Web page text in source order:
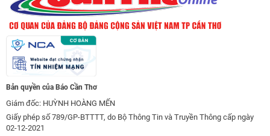
Bản quyền của Báo Cần Thơ
Giám đốc: HUỲNH HOÀNG MẾN
Giấy phép số 789/GP-BTTTT, do Bộ Thông Tin và Truyền Thông cấp ngày
02-12-2021